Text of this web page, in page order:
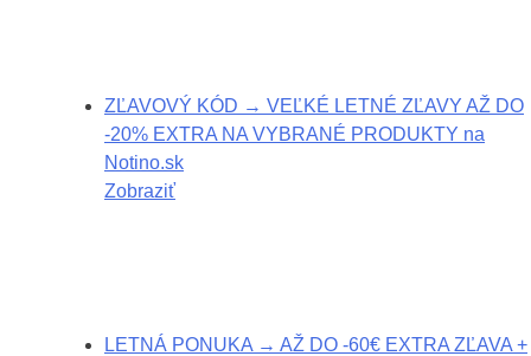
ZĽAVOVÝ KÓD → VEĽKÉ LETNÉ ZĽAVY AŽ DO
-20% EXTRA NA VYBRANÉ PRODUKTY na
Notino.sk
Zobraziť
LETNÁ PONUKA → AŽ DO -60€ EXTRA ZĽAVA +